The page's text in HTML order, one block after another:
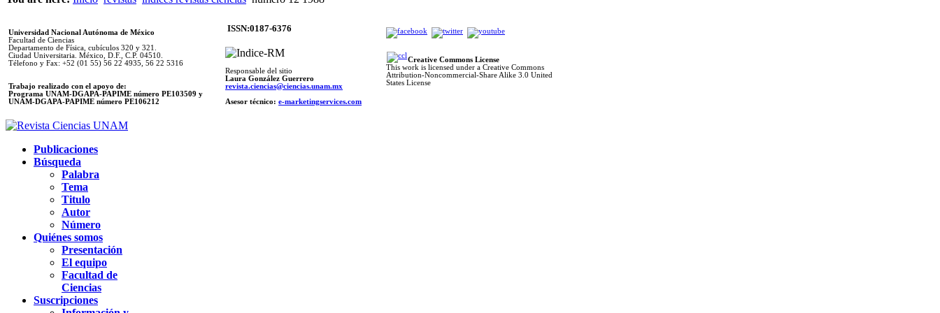
Universidad Nacional Autónoma de México
Facultad de Ciencias
Departamento de Física, cubículos 320 y 321.
Ciudad Universitaria. México, D.F., C.P. 04510.
Télefono y Fax: +52 (01 55) 56 22 4935, 56 22 5316
Trabajo realizado con el apoyo de:
Programa UNAM-DGAPA-PAPIME número PE103509 y
UNAM-DGAPA-PAPIME número PE106212
ISSN:0187-6376
Responsable del sitio
Laura González Guerrero
revista.ciencias@ciencias.unam.mx
Asesor técnico: e-marketingservices.com
Creative Commons License
This work is licensed under a Creative Commons
Attribution-Noncommercial-Share Alike 3.0 United
States License
Publicaciones
Búsqueda
Palabra
Tema
Titulo
Autor
Número
Quiénes somos
Presentación
El equipo
Facultad de
Ciencias
Suscripciones